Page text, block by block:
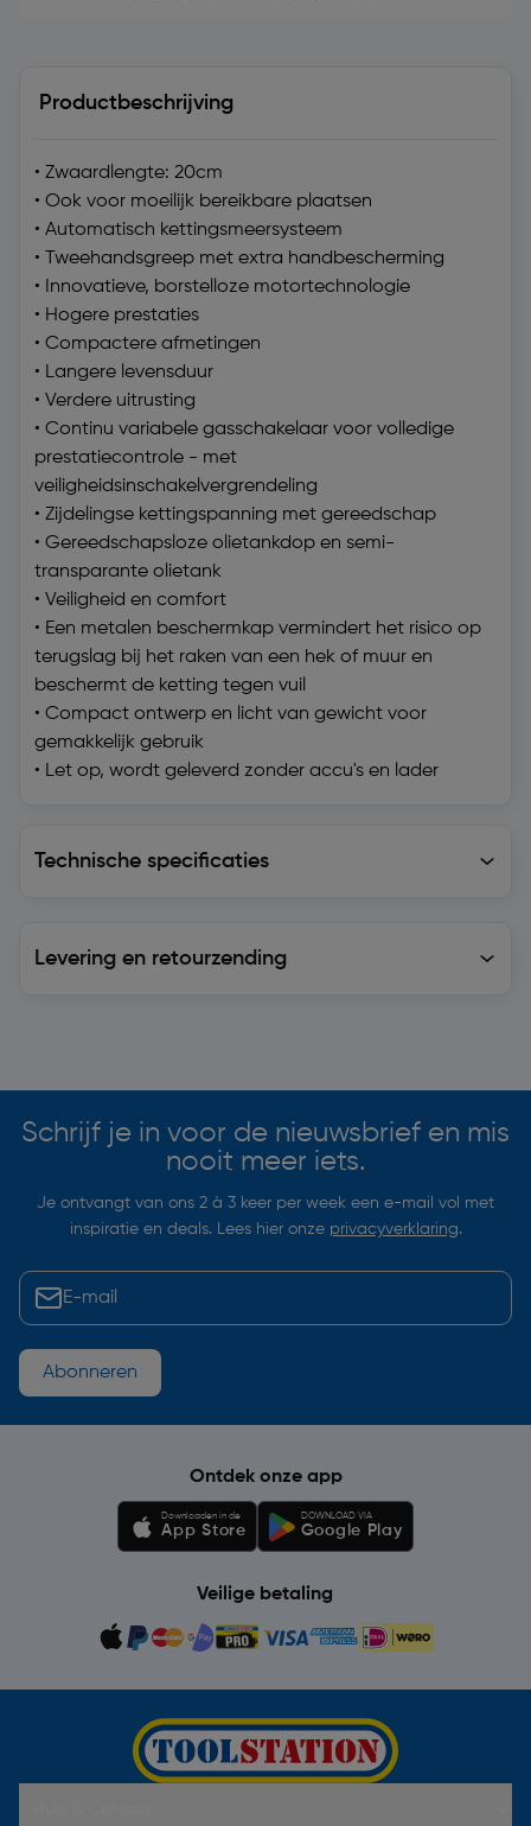
Productbeschrijving
• Zwaardlengte: 20cm
• Ook voor moeilijk bereikbare plaatsen
• Automatisch kettingsmeersysteem
• Tweehandsgreep met extra handbescherming
• Innovatieve, borstelloze motortechnologie
• Hogere prestaties
• Compactere afmetingen
• Langere levensduur
• Verdere uitrusting
• Continu variabele gasschakelaar voor volledige
prestatiecontrole - met
veiligheidsinschakelvergrendeling
• Zijdelingse kettingspanning met gereedschap
• Gereedschapsloze olietankdop en semi-
transparante olietank
• Veiligheid en comfort
• Een metalen beschermkap vermindert het risico op
terugslag bij het raken van een hek of muur en
beschermt de ketting tegen vuil
• Compact ontwerp en licht van gewicht voor
gemakkelijk gebruik
• Let op, wordt geleverd zonder accu's en lader
Technische specificaties
Levering en retourzending
Schrijf je in voor de nieuwsbrief en mis
nooit meer iets.
Je ontvangt van ons 2 à 3 keer per week een e-mail vol met
inspiratie en deals. Lees hier onze privacyverklaring.
Abonneren
Ontdek onze app
Downloaden in de
App Store
DOWNLOAD VIA
Google Play
Veilige betaling